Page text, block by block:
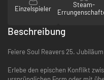
Einzelspieler
Steam-
Beschreibung
Feiere Soul Reavers 25. Jubiläum
Erlebe den epischen Konflikt